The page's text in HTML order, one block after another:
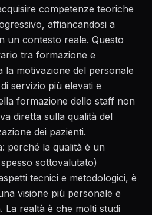
competenze teoriche
affiancandosi a
un contesto reale. Questo
tra formazione e
la motivazione del personale
servizio più elevati e
formazione dello staff non
diretta sulla qualità del
dei pazienti.
perché la qualità è un
sottovalutato)
tecnici e metodologici, è
visione più personale e
La realtà è che molti studi